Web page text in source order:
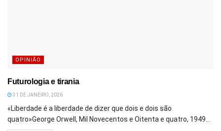
OPINIÃO
Futurologia e tirania
31 DE JANEIRO, 2026
«Liberdade é a liberdade de dizer que dois e dois são
quatro»George Orwell, Mil Novecentos e Oitenta e quatro, 1949...